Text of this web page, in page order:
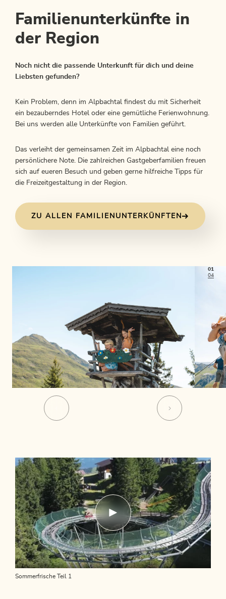
Familienunterkünfte in
der Region
Noch nicht die passende Unterkunft für dich und deine
Liebsten gefunden?
Kein Problem, denn im Alpbachtal findest du mit Sicherheit
ein bezauberndes Hotel oder eine gemütliche Ferienwohnung.
Bei uns werden alle Unterkünfte von Familien geführt.
Das verleiht der gemeinsamen Zeit im Alpbachtal eine noch
persönlichere Note. Die zahlreichen Gastgeberfamilien freuen
sich auf eueren Besuch und geben gerne hilfreiche Tipps für
die Freizeitgestaltung in der Region.
ZU ALLEN FAMILIENUNTERKÜNFTEN
01
04
Sommerfrische Teil 1